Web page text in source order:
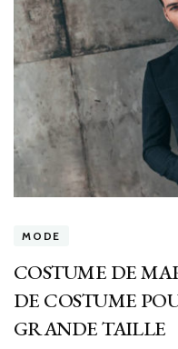
MODE
COSTUME DE
DE COSTUME
GRANDE TAILLE